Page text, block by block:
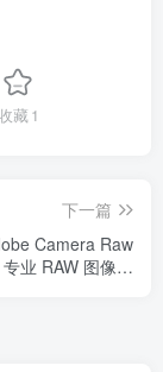
藏1
下一篇
Camera Raw
业 RAW 图像处